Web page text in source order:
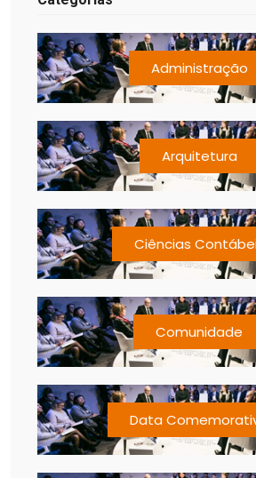
Administração
Arquitetura
Ciências
Comunidade
Data